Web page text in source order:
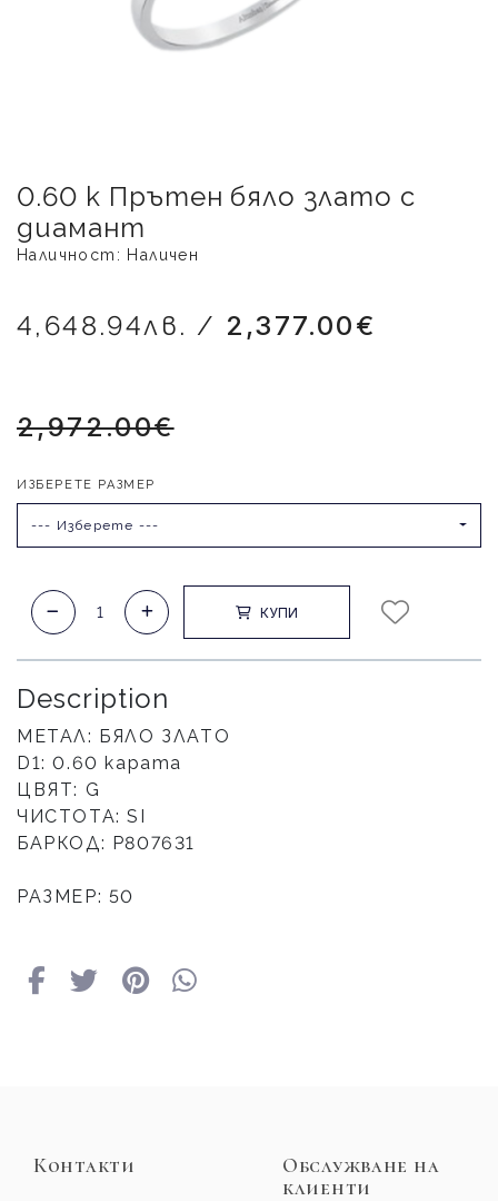
0.60 k Прътен бяло злато с
диамант
Наличност: Наличен
4,648.94лв. / 2,377.00€
2,972.00€
ИЗБЕРЕТЕ РАЗМЕР
--- Изберете ---
КУПИ
Description
МЕТАЛ: БЯЛО ЗЛАТО
D1: 0.60 карата
ЦВЯТ: G
ЧИСТОТА: SI
БАРКОД: Р807631
РАЗМЕР: 50
Контакти
Обслужване на
клиенти